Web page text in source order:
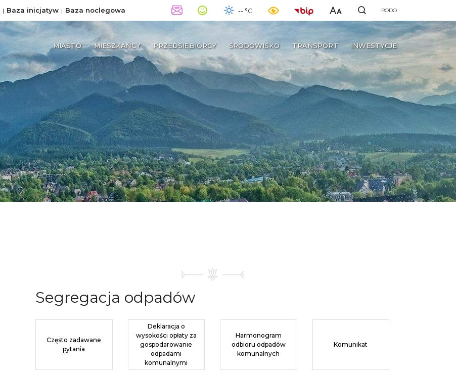
Baza inicjatyw Baza noclegowa -- °C RODO
MIASTO MIESZKAŃCY PRZEDSIĘBIORCY ŚRODOWISKO TRANSPORT INWESTYCJE
Segregacja odpadów
Często zadawane
pytania
Deklaracja o
wysokości opłaty za
gospodarowanie
odpadami
komunalnymi
Harmonogram
odbioru odpadów
komunalnych
Komunikat